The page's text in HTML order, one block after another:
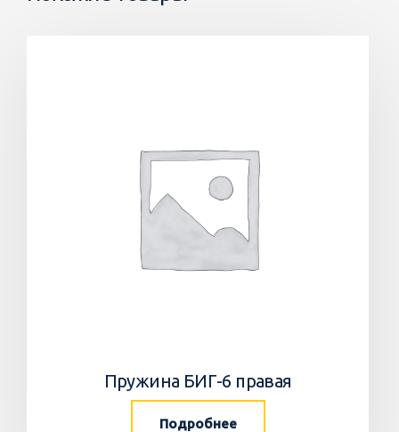
Пружина БИГ-6 правая
Подробнее